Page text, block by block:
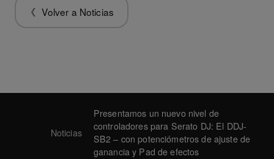
Volver a Noticias
Noticias
Presentamos un nuevo nivel de
controladores para Serato DJ: El DDJ-
SB2 – con potenciómetros de ajuste de
ganancia y Pad de efectos